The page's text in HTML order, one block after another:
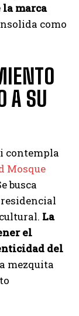
marca
como
A SU
contempla
Mosque
busca
La
el
del
mezquita